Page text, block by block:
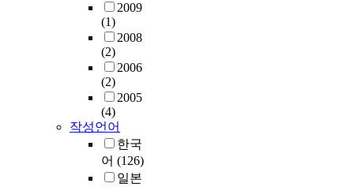
2009
(1)
2008
(2)
2006
(2)
2005
(4)
작성언어
한국
어 (126)
일본